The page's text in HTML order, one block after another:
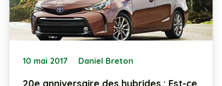
10 mai 2017 Daniel Breton
20e anniversaire des hybrides : Est-ce